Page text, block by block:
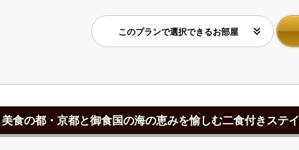
このプランで選択できるお部屋
食の都・京都と御食国の海の恵みを愉しむ二食付きステイ